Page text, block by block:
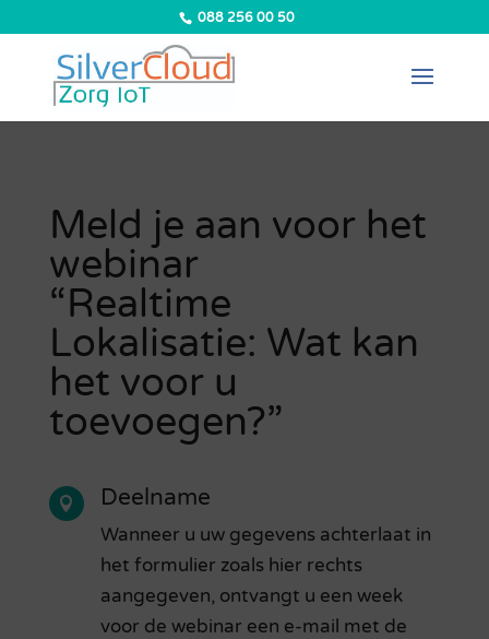
088 256 00 50
Meld je aan voor het
webinar
“Realtime
Lokalisatie: Wat kan
het voor u
toevoegen?”
 Deelname
Wanneer u uw gegevens achterlaat in
het formulier zoals hier rechts
aangegeven, ontvangt u een week
voor de webinar een e-mail met de